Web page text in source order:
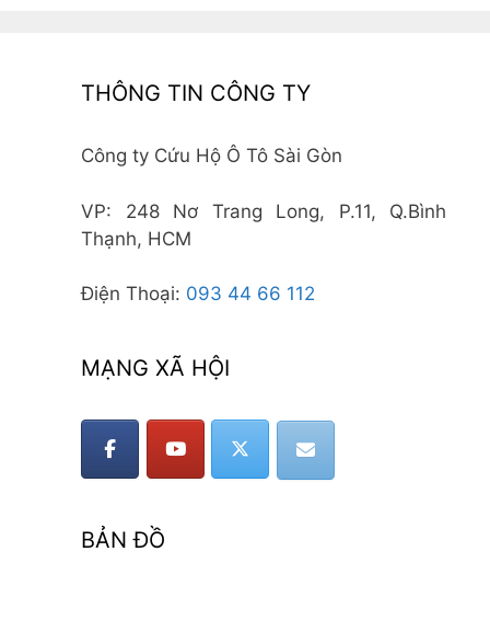
THÔNG TIN CÔNG TY
Công ty Cứu Hộ Ô Tô Sài Gòn
VP: 248 Nơ Trang Long, P.11, Q.Bình
Thạnh, HCM
Điện Thoại: 093 44 66 112
MẠNG XÃ HỘI
BẢN ĐỒ